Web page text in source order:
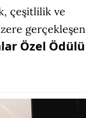
çeşitlilik ve
gerçekleşen
Özel Ödülü